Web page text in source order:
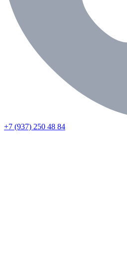
+7 (937) 250 48 84